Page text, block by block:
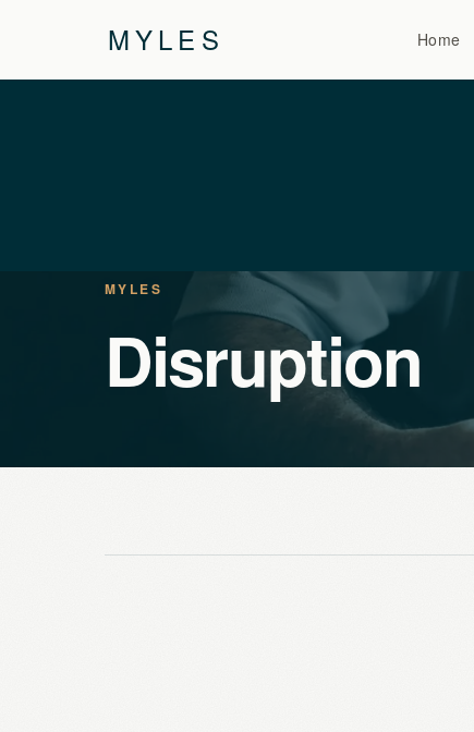
MYLES Home
MYLES
Disruption